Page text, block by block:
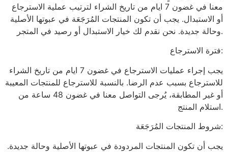
معنا في غضون 7 ايام من تاريخ الشراء لترتيب عملية الاسترجاع
أو الاستبدال. يجب أن تكون المنتجات المُرَجَعَة في عبوتها الأصلية
وحالة جديدة. نحن نقدم لك خيار الاستبدال أو رصيد في المتجر.
فترة الاسترجاع:
يجب إجراء عمليات الاسترجاع في غضون 7 ايام من تاريخ الشراء
للاسترجاع بسبب عدم الرضا. بالنسبة للاسترجاع للمنتجات المعيبة
أو غير المطابقة، يُرجى التواصل معنا في غضون 48 ساعة من
استلام المنتج.
شروط المنتجات المُرَجَعَة:
يجب أن تكون المنتجات المردودة في عبوتها الأصلية وحالة جديدة.